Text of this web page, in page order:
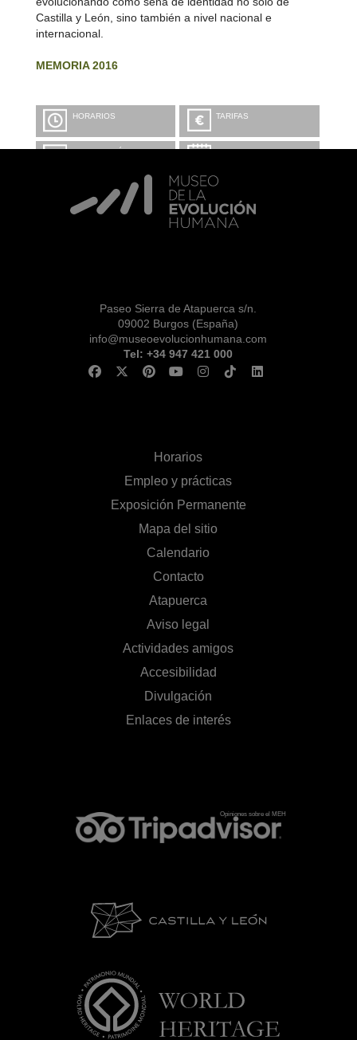
Castilla y León, sino también a nivel nacional e
internacional.
MEMORIA 2016
HORARIOS TARIFAS
INFORMACIÓN Y
CALENDARIO
VISITA CON
MICROEXPLICACIONES
Paseo Sierra de Atapuerca s/n.
09002 Burgos (España)
info@museoevolucionhumana.com
Tel: +34 947 421 000
Horarios
Empleo y prácticas
Exposición Permanente
Mapa del sitio
Calendario
Contacto
Atapuerca
Aviso legal
Actividades amigos
Accesibilidad
Divulgación
Enlaces de interés
Opiniones sobre el MEH